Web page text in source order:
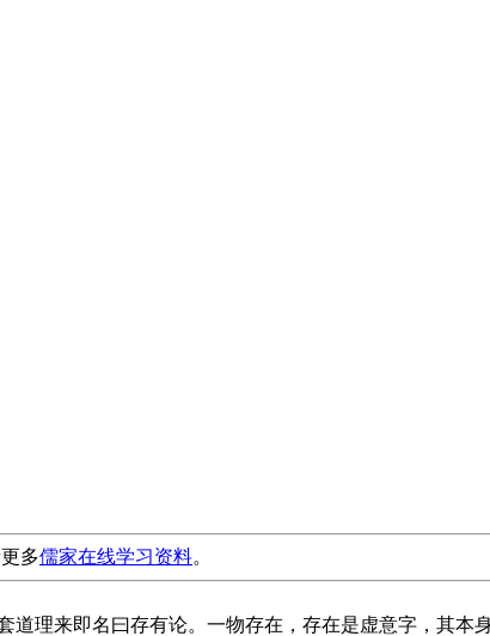
多儒家在线学习资料。
道理来即名曰存有论。一物存在，存在是虚意字，其